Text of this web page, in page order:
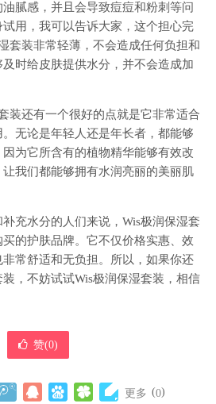
腻感，并且会导致痘痘和粉刺等问
用，我可以告诉大家，这个担心完
套装非常轻薄，不会造成任何负担和
时给皮肤提供水分，并不会造成加
装还有一个很好的点就是它非常适合
无论是年轻人还是年长者，都能够
为它所含有的植物精华能够有效改
我们都能够拥有水润亮丽的美丽肌
充水分的人们来说，Wis极润保湿套
的护肤品牌。它不仅价格实惠、效
常舒适和无负担。所以，如果你还
，不妨试试Wis极润保湿套装，相信
赞(0)
更多 (0)